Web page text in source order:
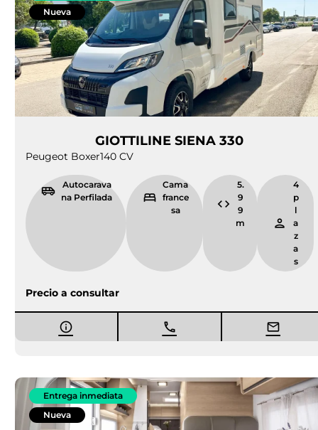
Nueva
GIOTTILINE SIENA 330
Peugeot Boxer140 CV
Autocarava
na Perfilada
Cama
france
sa
5.
9
9
m
4
p
l
a
z
a
s
Precio a consultar
Entrega inmediata
Nueva